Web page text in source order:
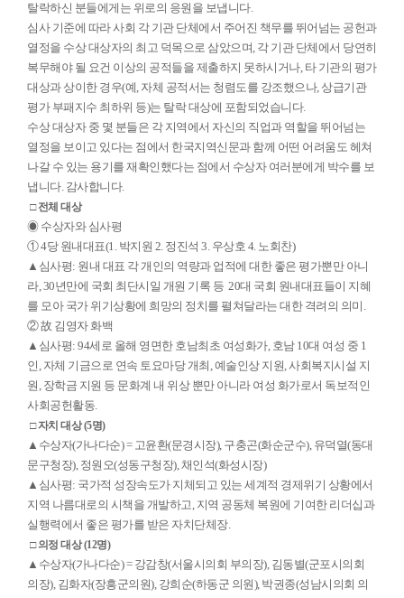
탈락하신 분들에게는 위로의 응원을 보냅니다.
심사 기준에 따라 사회 각 기관 단체에서 주어진 책무를 뛰어넘는 공헌과
열정을 수상 대상자의 최고 덕목으로 삼았으며, 각 기관 단체에서 당연히
복무해야 될 요건 이상의 공적들을 제출하지 못하시거나, 타 기관의 평가
대상과 상이한 경우(예, 자체 공적서는 청렴도를 강조했으나, 상급기관
평가 부패지수 최하위 등)는 탈락 대상에 포함되었습니다.
수상 대상자 중 몇 분들은 각 지역에서 자신의 직업과 역할을 뛰어넘는
열정을 보이고 있다는 점에서 한국지역신문과 함께 어떤 어려움도 헤쳐
나갈 수 있는 용기를 재확인했다는 점에서 수상자 여러분에게 박수를 보
냅니다. 감사합니다.
□ 전체 대상
◉ 수상자와 심사평
① 4당 원내대표(1. 박지원 2. 정진석 3. 우상호 4. 노회찬)
▲심사평: 원내 대표 각 개인의 역량과 업적에 대한 좋은 평가뿐만 아니
라, 30년만에 국회 최단시일 개원 기록 등 20대 국회 원내대표들이 지혜
를 모아 국가 위기상황에 희망의 정치를 펼쳐달라는 대한 격려의 의미.
② 故 김영자 화백
▲심사평: 94세로 올해 영면한 호남최초 여성화가, 호남 10대 여성 중 1
인, 자체 기금으로 연속 토요마당 개최, 예술인상 지원, 사회복지시설 지
원, 장학금 지원 등 문화계 내 위상 뿐만 아니라 여성 화가로서 독보적인
사회공헌활동.
□ 자치 대상 (5명)
▲수상자(가나다순) = 고윤환(문경시장), 구충곤(화순군수), 유덕열(동대
문구청장), 정원오(성동구청장), 채인석(화성시장)
▲심사평: 국가적 성장속도가 지체되고 있는 세계적 경제위기 상황에서
지역 나름대로의 시책을 개발하고, 지역 공동체 복원에 기여한 리더십과
실행력에서 좋은 평가를 받은 자치단체장.
□ 의정 대상 (12명)
▲수상자(가나다순) = 강감창(서울시의회 부의장), 김동별(군포시의회
의장), 김화자(장흥군의원), 강희순(하동군 의원), 박권종(성남시의회 의